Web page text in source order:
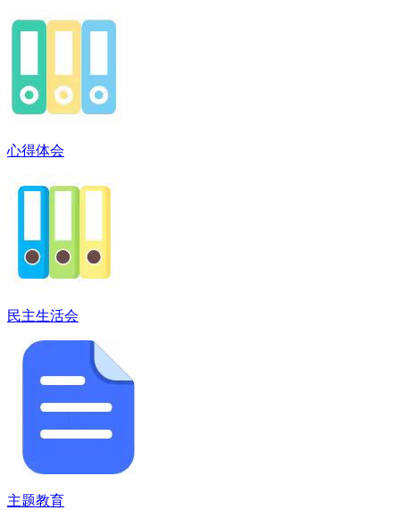
心得体会
民主生活会
主题教育